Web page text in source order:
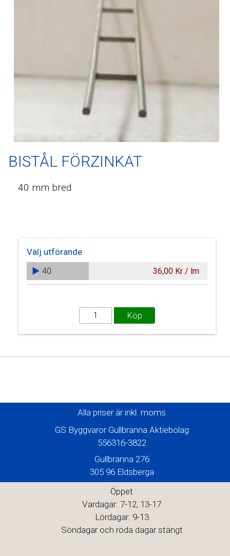
BISTÅL FÖRZINKAT
40 mm bred
Välj utförande
40 36,00 Kr / lm
Alla priser är inkl. moms
GS Byggvaror Gullbranna Aktiebolag
556316-3822
Gullbranna 276
305 96 Eldsberga
Öppet
Vardagar: 7-12, 13-17
Lördagar: 9-13
Söndagar och röda dagar stängt